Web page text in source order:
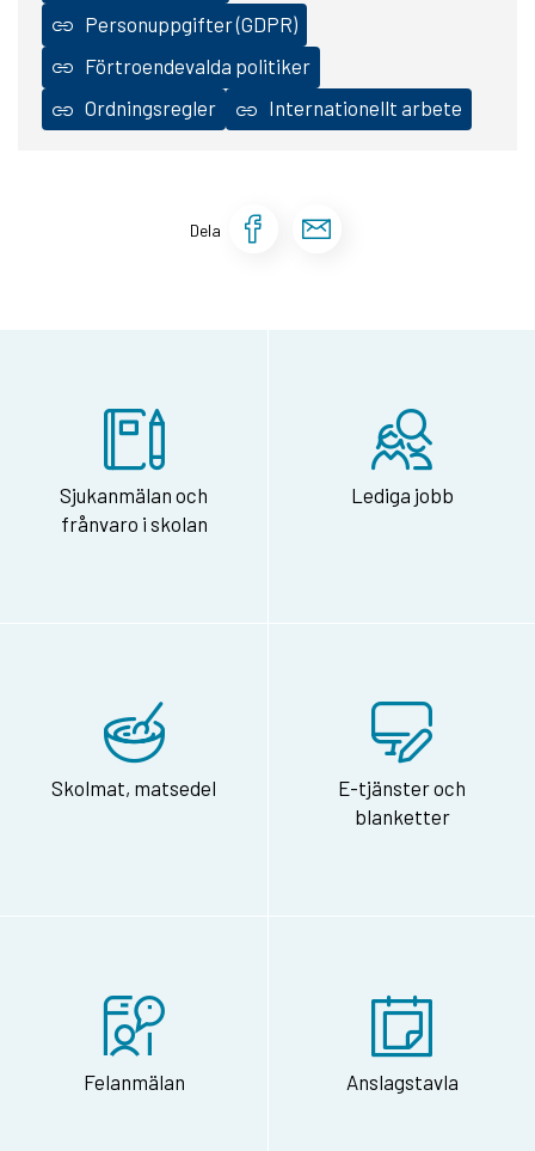
Personuppgifter (GDPR)
Förtroendevalda politiker
Ordningsregler
Internationellt arbete
Dela Dela sidan på
Sjukanmälan och
frånvaro i skolan
Lediga jobb
Skolmat, matsedel
E-tjänster och
blanketter
Felanmälan Anslagstavla